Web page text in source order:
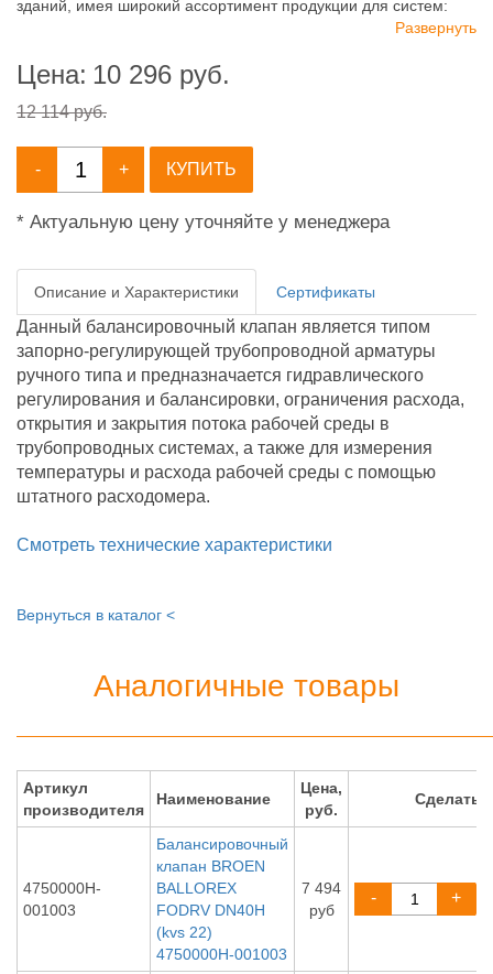
зданий, имея широкий ассортимент продукции для систем:
отопления, водоснабжения, канализации и пожаротушения.
Развернуть
Цена: 10 296 руб.
12 114 руб.
- + КУПИТЬ
* Актуальную цену уточняйте у менеджера
Описание и Характеристики Сертификаты
Данный балансировочный клапан является типом
запорно-регулирующей трубопроводной арматуры
ручного типа и предназначается гидравлического
регулирования и балансировки, ограничения расхода,
открытия и закрытия потока рабочей среды в
трубопроводных системах, а также для измерения
температуры и расхода рабочей среды с помощью
штатного расходомера.
Смотреть технические характеристики
Вернуться в каталог <
Аналогичные товары
Артикул
производителя
Наименование
Цена,
руб.
Сделать
4750000H-
001003
Балансировочный
клапан BROEN
BALLOREX
FODRV DN40H
(kvs 22)
4750000H-001003
7 494
руб
- +